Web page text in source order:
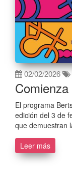
02/02/2026
El programa
edición del 3 de
que demuestran
Leer más